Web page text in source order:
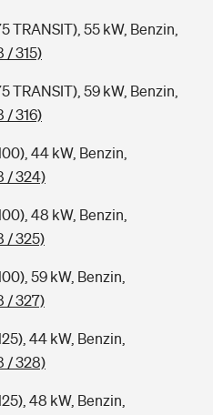
TRANSIT), 55 kW, Benzin,
/ 315)
TRANSIT), 59 kW, Benzin,
/ 316)
44 kW, Benzin,
/ 324)
48 kW, Benzin,
/ 325)
59 kW, Benzin,
/ 327)
44 kW, Benzin,
/ 328)
48 kW, Benzin,